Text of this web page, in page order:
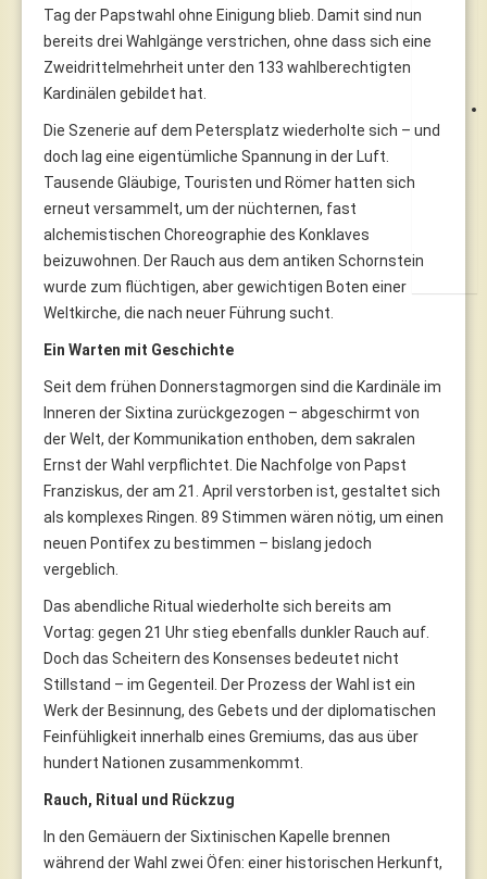
Tag der Papstwahl ohne Einigung blieb. Damit sind nun
bereits drei Wahlgänge verstrichen, ohne dass sich eine
Zweidrittelmehrheit unter den 133 wahlberechtigten
Kardinälen gebildet hat.
Die Szenerie auf dem Petersplatz wiederholte sich – und
doch lag eine eigentümliche Spannung in der Luft.
Tausende Gläubige, Touristen und Römer hatten sich
erneut versammelt, um der nüchternen, fast
alchemistischen Choreographie des Konklaves
beizuwohnen. Der Rauch aus dem antiken Schornstein
wurde zum flüchtigen, aber gewichtigen Boten einer
Weltkirche, die nach neuer Führung sucht.
Ein Warten mit Geschichte
Seit dem frühen Donnerstagmorgen sind die Kardinäle im
Inneren der Sixtina zurückgezogen – abgeschirmt von
der Welt, der Kommunikation enthoben, dem sakralen
Ernst der Wahl verpflichtet. Die Nachfolge von Papst
Franziskus, der am 21. April verstorben ist, gestaltet sich
als komplexes Ringen. 89 Stimmen wären nötig, um einen
neuen Pontifex zu bestimmen – bislang jedoch
vergeblich.
Das abendliche Ritual wiederholte sich bereits am
Vortag: gegen 21 Uhr stieg ebenfalls dunkler Rauch auf.
Doch das Scheitern des Konsenses bedeutet nicht
Stillstand – im Gegenteil. Der Prozess der Wahl ist ein
Werk der Besinnung, des Gebets und der diplomatischen
Feinfühligkeit innerhalb eines Gremiums, das aus über
hundert Nationen zusammenkommt.
Rauch, Ritual und Rückzug
In den Gemäuern der Sixtinischen Kapelle brennen
während der Wahl zwei Öfen: einer historischen Herkunft,